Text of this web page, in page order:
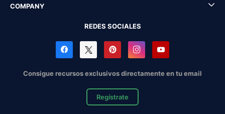
COMPANY
REDES SOCIALES
Consigue recursos exclusivos directamente en tu email
Regístrate